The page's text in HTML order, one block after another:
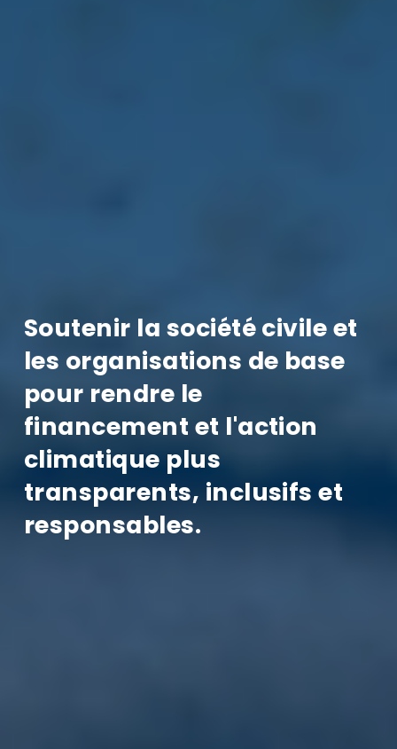
Soutenir la société civile et
les organisations de base
pour rendre le
financement et l'action
climatique plus
transparents, inclusifs et
responsables.